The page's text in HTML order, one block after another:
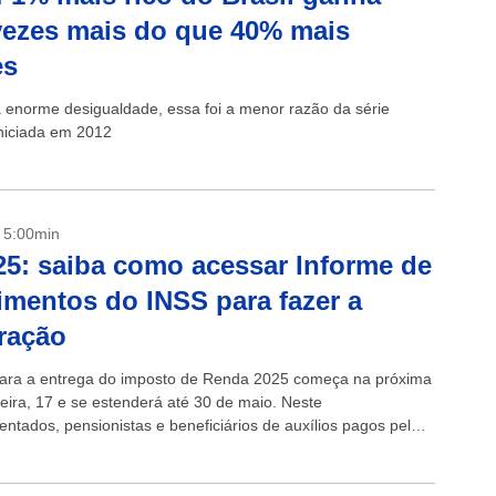
mais do que 40% mais
enorme desigualdade, essa foi a menor razão da série
em 2012
saiba como acessar Informe de
do INSS para fazer a
a entrega do imposto de Renda 2025 começa na próxima
17 e se estenderá até 30 de maio. Neste
pensionistas e beneficiários de auxílios pagos pelo